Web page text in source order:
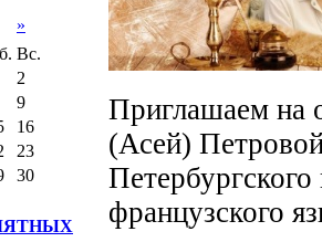
»
Вс.
2
9
16
23
30
Приглашаем на
(Асей)
Петербургского
французского